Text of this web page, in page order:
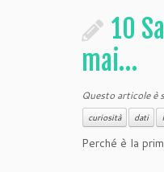
10
mai…
Questo articole è
curiosità dati
Perché è la